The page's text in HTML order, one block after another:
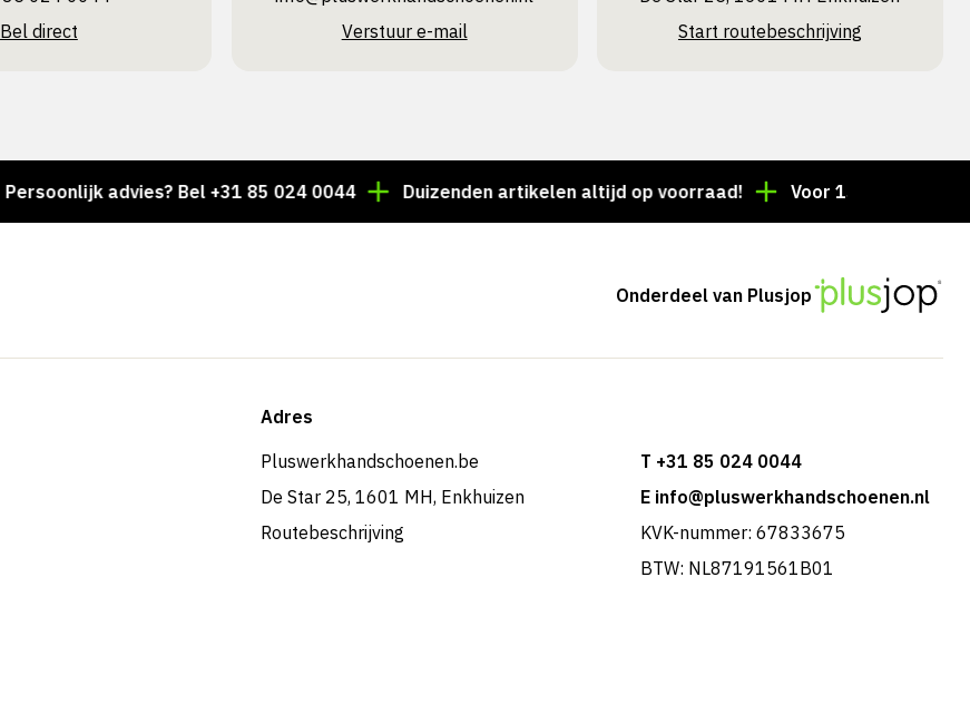
Bel direct
Verstuur e-mail
Start routebeschrijving
advies? Bel +31 85 024 0044 Duizenden artikelen altijd op voorraad! Voor 15:00 besteld =
Onderdeel van Plusjop
Adres
Pluswerkhandschoenen.be
De Star 25, 1601 MH, Enkhuizen
Routebeschrijving
T +31 85 024 0044
E info@pluswerkhandschoenen.nl
KVK-nummer: 67833675
BTW: NL87191561B01